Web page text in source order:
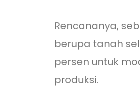
Rencananya,
berupa tanah
persen untuk
produksi.